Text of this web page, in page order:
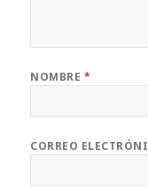
NOMBRE *
CORREO